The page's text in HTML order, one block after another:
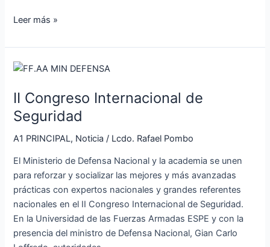
Leer más »
II Congreso Internacional de
Seguridad
A1 PRINCIPAL, Noticia / Lcdo. Rafael Pombo
El Ministerio de Defensa Nacional y la academia se unen
para reforzar y socializar las mejores y más avanzadas
prácticas con expertos nacionales y grandes referentes
nacionales en el II Congreso Internacional de Seguridad.
En la Universidad de las Fuerzas Armadas ESPE y con la
presencia del ministro de Defensa Nacional, Gian Carlo
II
Internacional
de
Seguridad